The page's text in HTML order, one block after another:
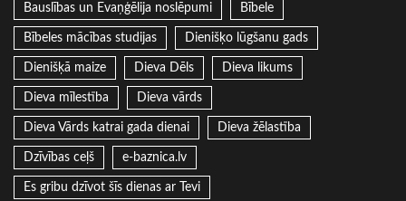
Bauslības un Evaņģēlija noslēpumi Bībele
Bībeles mācības studijas Dienišķo lūgšanu gads
Dienišķā maize Dieva Dēls Dieva likums
Dieva mīlestība Dieva vārds
Dieva Vārds katrai gada dienai Dieva žēlastība
Dzīvības ceļš e-baznica.lv
Es gribu dzīvot šīs dienas ar Tevi